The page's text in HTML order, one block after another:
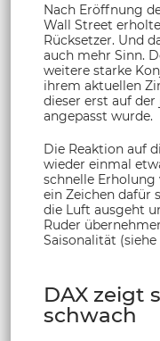
Nach Eröffnung
Wall Street
Rücksetzer. Und
auch mehr Sinn.
weitere starke
ihrem aktuellen
dieser erst auf
angepasst wurde.
Die Reaktion auf
wieder einmal
schnelle
ein Zeichen dafür
die Luft ausgeht
Ruder
Saisonalität
DAX zeigt
schwach